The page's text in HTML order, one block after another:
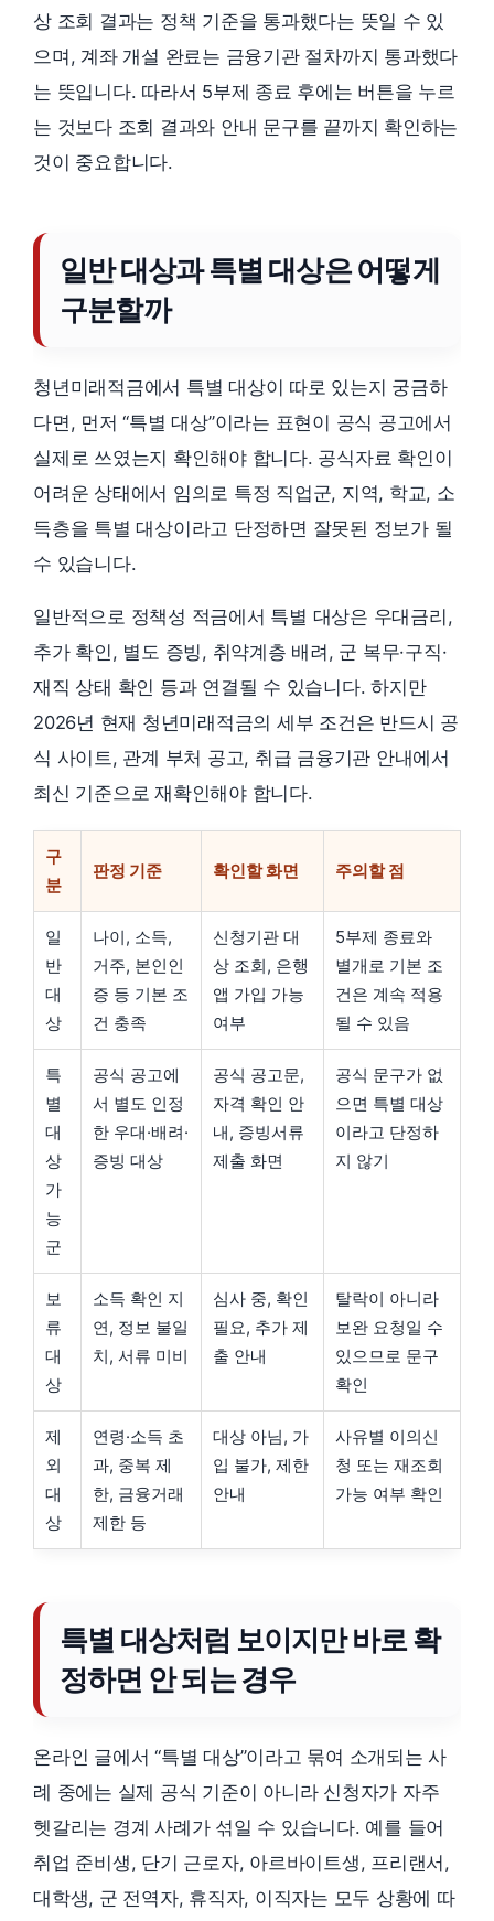
상 조회 결과는 정책 기준을 통과했다는 뜻일 수 있
으며, 계좌 개설 완료는 금융기관 절차까지 통과했다
는 뜻입니다. 따라서 5부제 종료 후에는 버튼을 누르
는 것보다 조회 결과와 안내 문구를 끝까지 확인하는
것이 중요합니다.
일반 대상과 특별 대상은 어떻게
구분할까
청년미래적금에서 특별 대상이 따로 있는지 궁금하
다면, 먼저 “특별 대상”이라는 표현이 공식 공고에서
실제로 쓰였는지 확인해야 합니다. 공식자료 확인이
어려운 상태에서 임의로 특정 직업군, 지역, 학교, 소
득층을 특별 대상이라고 단정하면 잘못된 정보가 될
수 있습니다.
일반적으로 정책성 적금에서 특별 대상은 우대금리,
추가 확인, 별도 증빙, 취약계층 배려, 군 복무·구직·
재직 상태 확인 등과 연결될 수 있습니다. 하지만
2026년 현재 청년미래적금의 세부 조건은 반드시 공
식 사이트, 관계 부처 공고, 취급 금융기관 안내에서
최신 기준으로 재확인해야 합니다.
구
분
판정 기준 확인할 화면 주의할 점
일
반
대
상
나이, 소득,
거주, 본인인
증 등 기본 조
건 충족
신청기관 대
상 조회, 은행
앱 가입 가능
여부
5부제 종료와
별개로 기본 조
건은 계속 적용
될 수 있음
특
별
대
상
가
능
군
공식 공고에
서 별도 인정
한 우대·배려·
증빙 대상
공식 공고문,
자격 확인 안
내, 증빙서류
제출 화면
공식 문구가 없
으면 특별 대상
이라고 단정하
지 않기
보
류
대
상
소득 확인 지
연, 정보 불일
치, 서류 미비
심사 중, 확인
필요, 추가 제
출 안내
탈락이 아니라
보완 요청일 수
있으므로 문구
확인
제
외
대
상
연령·소득 초
과, 중복 제
한, 금융거래
제한 등
대상 아님, 가
입 불가, 제한
안내
사유별 이의신
청 또는 재조회
가능 여부 확인
특별 대상처럼 보이지만 바로 확
정하면 안 되는 경우
온라인 글에서 “특별 대상”이라고 묶여 소개되는 사
례 중에는 실제 공식 기준이 아니라 신청자가 자주
헷갈리는 경계 사례가 섞일 수 있습니다. 예를 들어
취업 준비생, 단기 근로자, 아르바이트생, 프리랜서,
대학생, 군 전역자, 휴직자, 이직자는 모두 상황에 따